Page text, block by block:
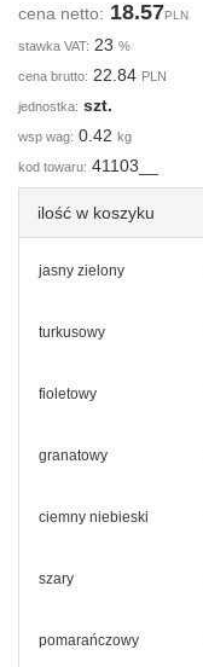
cena netto: 18.57PLN
stawka VAT: 23 %
cena brutto: 22.84 PLN
jednostka: szt.
wsp wag: 0.42 kg
kod towaru: 41103__
ilość w koszyku
jasny zielony
turkusowy
fioletowy
granatowy
ciemny niebieski
szary
pomarańczowy